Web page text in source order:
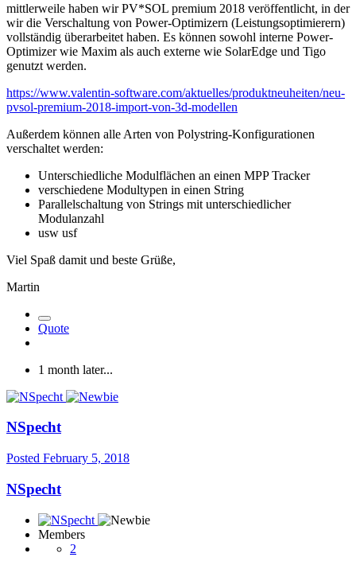
mittlerweile haben wir PV*SOL premium 2018 veröffentlicht, in der
wir die Verschaltung von Power-Optimizern (Leistungsoptimierern)
vollständig überarbeitet haben. Es können sowohl interne Power-
Optimizer wie Maxim als auch externe wie SolarEdge und Tigo
genutzt werden.
https://www.valentin-software.com/aktuelles/produktneuheiten/neu-
pvsol-premium-2018-import-von-3d-modellen
Außerdem können alle Arten von Polystring-Konfigurationen
verschaltet werden:
Unterschiedliche Modulflächen an einen MPP Tracker
verschiedene Modultypen in einen String
Parallelschaltung von Strings mit unterschiedlicher
Modulanzahl
usw usf
Viel Spaß damit und beste Grüße,
Martin
Quote
1 month later...
NSpecht
Posted February 5, 2018
NSpecht
Members
2